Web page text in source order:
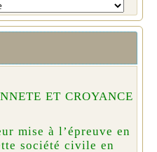
ET CROYANCE
mise à l’épreuve en
société civile en